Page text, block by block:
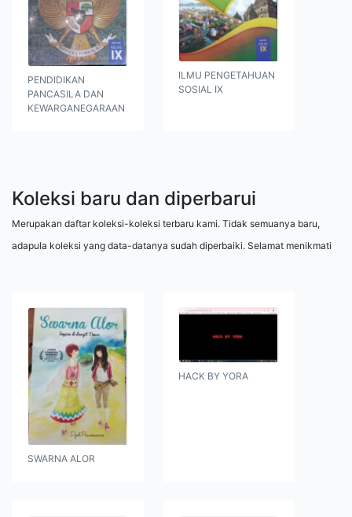
PENDIDIKAN
PANCASILA DAN
KEWARGANEGARAAN
ILMU PENGETAHUAN
SOSIAL IX
Koleksi baru dan diperbarui
Merupakan daftar koleksi-koleksi terbaru kami. Tidak semuanya baru,
adapula koleksi yang data-datanya sudah diperbaiki. Selamat menikmati
SWARNA ALOR
HACK BY YORA